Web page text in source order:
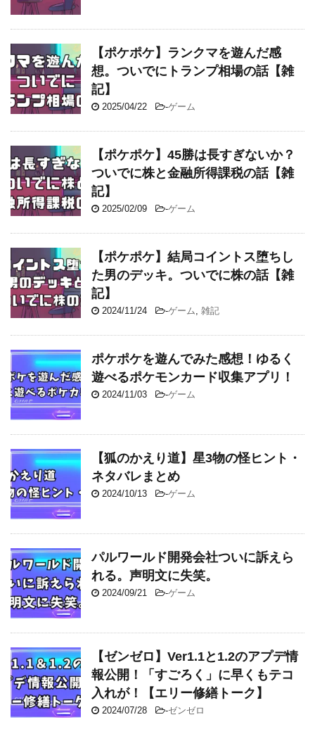
【ポケポケ】ランクマを遊んだ感
想。ついでにトランプ相場の話【雑
記】
2025/04/22 -ゲーム
【ポケポケ】45勝は長すぎないか？
ついでに株と金融所得課税の話【雑
記】
2025/02/09 -ゲーム
【ポケポケ】結局コイントス堕ちし
た男のデッキ。ついでに株の話【雑
記】
2024/11/24 -ゲーム 雑記
ポケポケを遊んでみた感想！ゆるく
遊べるポケモンカード収集アプリ！
2024/11/03 -ゲーム
【狐のかえり道】星3物の怪ヒント・
ネタバレまとめ
2024/10/13 -ゲーム
パルワールド開発会社ついに訴えら
れる。声明文に失笑。
2024/09/21 -ゲーム
【ゼンゼロ】Ver1.1と1.2のアプデ情
報公開！「すごろく」に早くもテコ
入れが！【エリー修繕トーク】
2024/07/28 -ゼンゼロ